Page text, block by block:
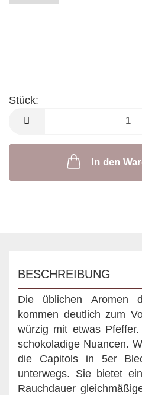
Stück:
Stück
In den
BESCHREIBUNG
Die üblichen Aromen
kommen deutlich zum
würzig mit etwas
schokoladige Nuancen.
die Capitols in 5er
unterwegs. Sie bietet
Rauchdauer